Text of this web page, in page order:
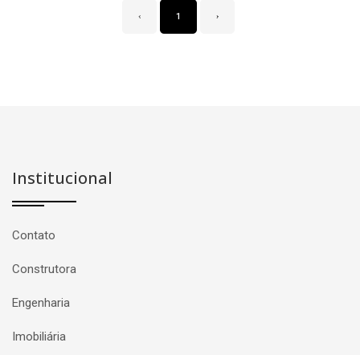
‹ 1 ›
Institucional
Contato
Construtora
Engenharia
Imobiliária